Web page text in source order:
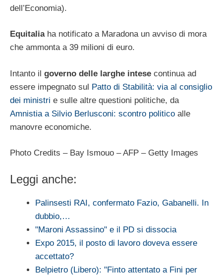
dell’Economia).
Equitaliaha notificato a Maradona un avviso di mora
che ammonta a 39 milioni di euro.
Intanto il governo delle larghe intese continua ad
essere impegnato sul Patto di Stabilità: via al consiglio
dei ministri e sulle altre questioni politiche, da
Amnistia a Silvio Berlusconi: scontro politico alle
manovre economiche.
Photo Credits – Bay Ismouo – AFP – Getty Images
Leggi anche:
Palinsesti RAI, confermato Fazio, Gabanelli. In
dubbio,…
"Maroni Assassino" e il PD si dissocia
Expo 2015, il posto di lavoro doveva essere
accettato?
Belpietro (Libero): "Finto attentato a Fini per